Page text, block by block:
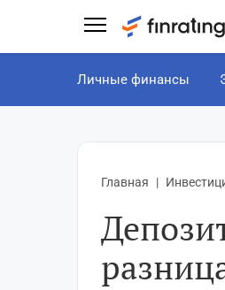
Личные финансы
Главная